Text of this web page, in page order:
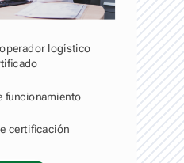
logístico
funcionamiento
certificación